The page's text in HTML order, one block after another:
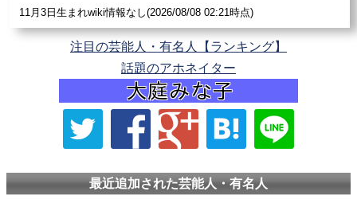
11月3日生まれwiki情報なし(2026/08/08 02:21時点)
注目の芸能人・有名人【ランキング】
話題のアホネイター
最近追加された芸能人・有名人